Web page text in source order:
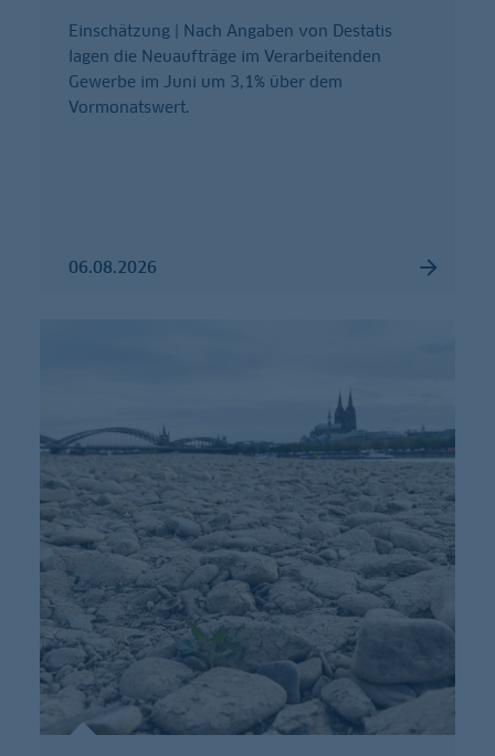
Einschätzung | Nach Angaben von Destatis
lagen die Neuaufträge im Verarbeitenden
Gewerbe im Juni um 3,1% über dem
Vormonatswert.
06.08.2026